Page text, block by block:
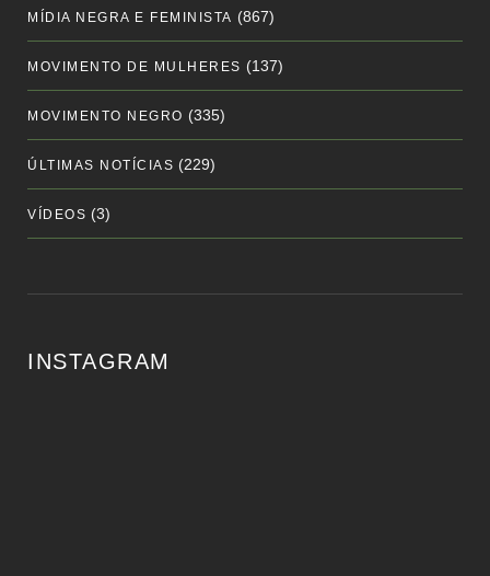
MÍDIA NEGRA E FEMINISTA (867)
MOVIMENTO DE MULHERES (137)
MOVIMENTO NEGRO (335)
ÚLTIMAS NOTÍCIAS (229)
VÍDEOS (3)
INSTAGRAM